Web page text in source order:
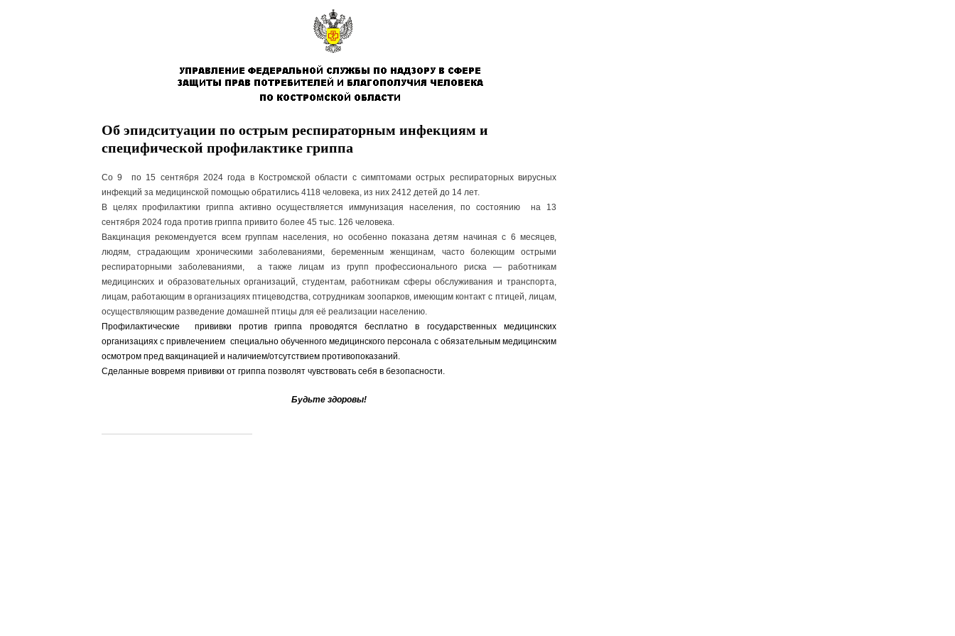
Об эпидситуации по острым респираторным инфекциям и
специфической профилактике гриппа
Со 9 по 15 сентября 2024 года в Костромской области с симптомами острых респираторных вирусных
инфекций за медицинской помощью обратились 4118 человека, из них 2412 детей до 14 лет.
В целях профилактики гриппа активно осуществляется иммунизация населения, по состоянию на 13
сентября 2024 года против гриппа привито более 45 тыс. 126 человека.
Вакцинация рекомендуется всем группам населения, но особенно показана детям начиная с 6 месяцев,
людям, страдающим хроническими заболеваниями, беременным женщинам, часто болеющим острыми
респираторными заболеваниями, а также лицам из групп профессионального риска — работникам
медицинских и образовательных организаций, студентам, работникам сферы обслуживания и транспорта,
лицам, работающим в организациях птицеводства, сотрудникам зоопарков, имеющим контакт с птицей, лицам,
осуществляющим разведение домашней птицы для её реализации населению.
Профилактические прививки против гриппа проводятся бесплатно в государственных медицинских
организациях с привлечением специально обученного медицинского персонала с обязательным медицинским
осмотром пред вакцинацией и наличием/отсутствием противопоказаний.
Сделанные вовремя прививки от гриппа позволят чувствовать себя в безопасности.
Будьте здоровы!